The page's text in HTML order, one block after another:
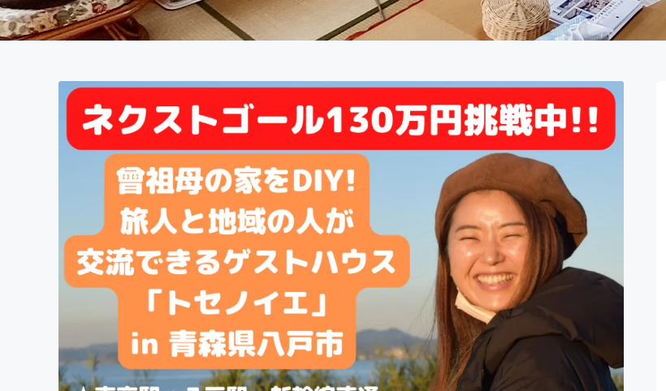
CAMPFIREふるさと納税machi-yaコミュニティ